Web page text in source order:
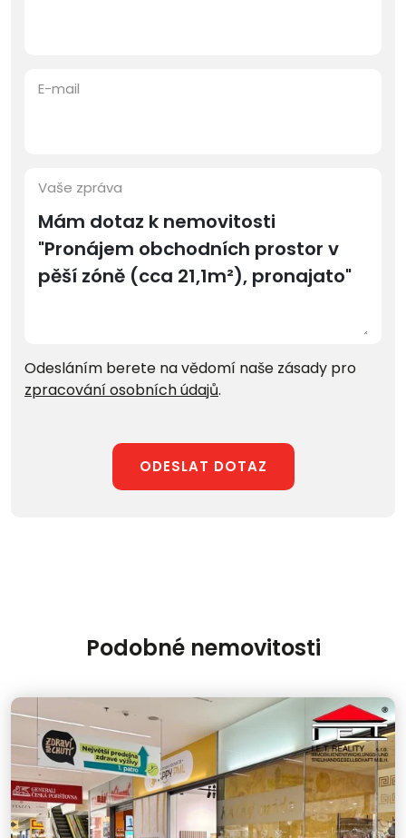
E-mail
Vaše zpráva
Odesláním berete na vědomí naše zásady pro
zpracování osobních údajů.
ODESLAT DOTAZ
Podobné nemovitosti